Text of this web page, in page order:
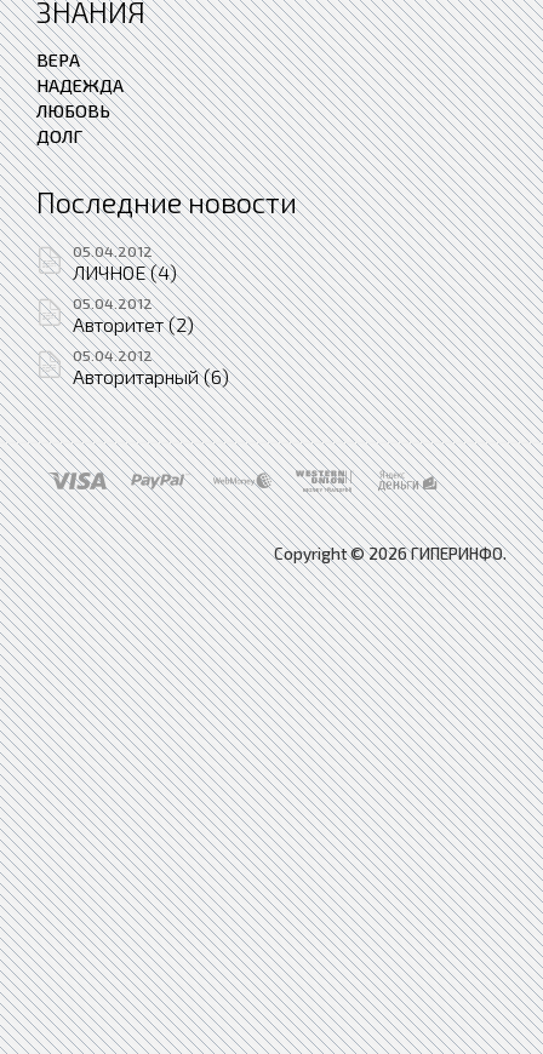
ЗНАНИЯ
ВЕРА
НАДЕЖДА
ЛЮБОВЬ
ДОЛГ
Последние новости
05.04.2012
ЛИЧНОЕ (4)
05.04.2012
Авторитет (2)
05.04.2012
Авторитарный (6)
Copyright © 2026 ГИПЕРИНФО.